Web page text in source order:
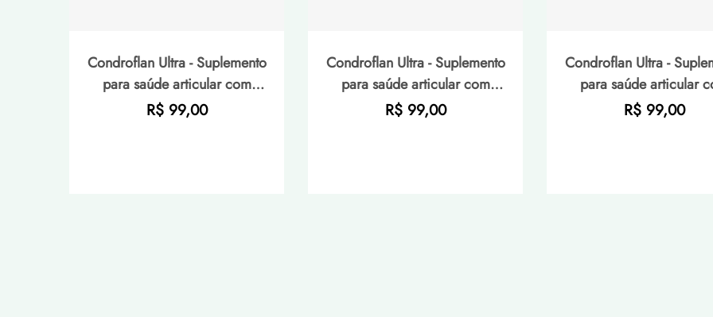
Condroflan Ultra - Suplemento
para saúde articular com
colágeno tipo II + magnésio +
Preço
R$ 99,00
Condroflan Ultra - Suplemento
para saúde articular com
colágeno tipo II + magnésio +
Preço
R$ 99,00
Condroflan Ultra -
para saúde articular
colágeno tipo II +Preço
R$ 99,00